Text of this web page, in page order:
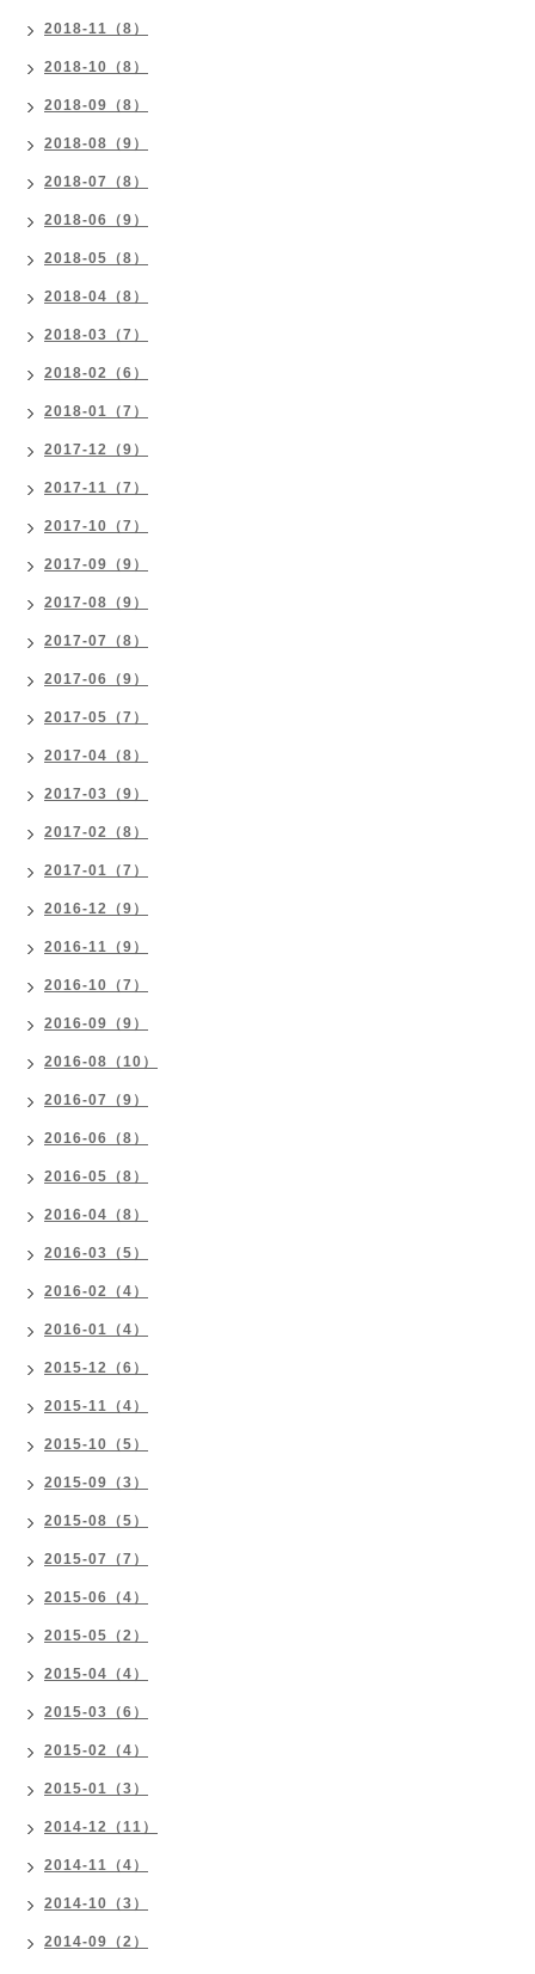
2018-11（8）
2018-10（8）
2018-09（8）
2018-08（9）
2018-07（8）
2018-06（9）
2018-05（8）
2018-04（8）
2018-03（7）
2018-02（6）
2018-01（7）
2017-12（9）
2017-11（7）
2017-10（7）
2017-09（9）
2017-08（9）
2017-07（8）
2017-06（9）
2017-05（7）
2017-04（8）
2017-03（9）
2017-02（8）
2017-01（7）
2016-12（9）
2016-11（9）
2016-10（7）
2016-09（9）
2016-08（10）
2016-07（9）
2016-06（8）
2016-05（8）
2016-04（8）
2016-03（5）
2016-02（4）
2016-01（4）
2015-12（6）
2015-11（4）
2015-10（5）
2015-09（3）
2015-08（5）
2015-07（7）
2015-06（4）
2015-05（2）
2015-04（4）
2015-03（6）
2015-02（4）
2015-01（3）
2014-12（11）
2014-11（4）
2014-10（3）
2014-09（2）